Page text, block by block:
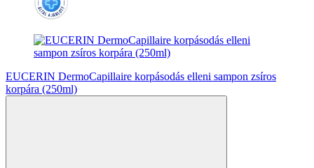
EUCERIN DermoCapillaire korpásodás elleni sampon zsíros
korpára (250ml)